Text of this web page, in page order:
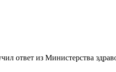
ответ из Министерства